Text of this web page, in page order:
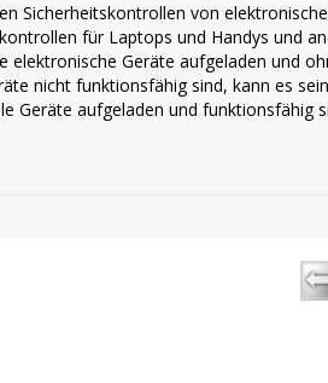
Sicherheitskontrollen von
für Laptops und Handys und
elektronische Geräte aufgeladen und
nicht funktionsfähig sind, kann es
Geräte aufgeladen und funktionsfähig